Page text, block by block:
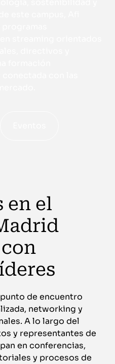
en el
de encuentro
networking y
A lo largo del
y representantes de
en conferencias,
y procesos de